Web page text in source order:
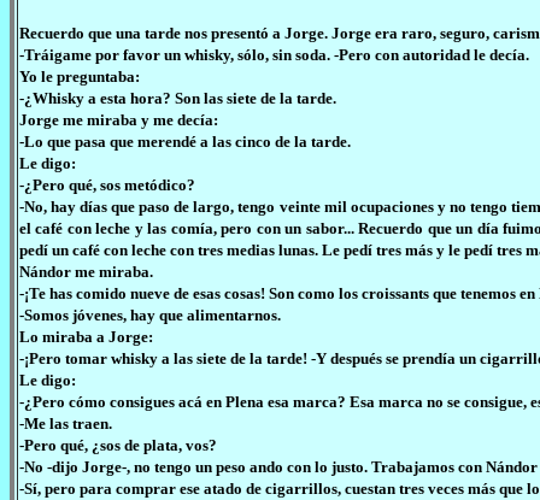
Recuerdo que una tarde nos presentó a Jorge. Jorge era raro, seguro,
-Tráigame por favor un whisky, sólo, sin soda. -Pero con autoridad le decía.
Yo le preguntaba:
-¿Whisky a esta hora? Son las siete de la tarde.
Jorge me miraba y me decía:
-Lo que pasa que merendé a las cinco de la tarde.
Le digo:
-¿Pero qué, sos metódico?
-No, hay días que paso de largo, tengo veinte mil ocupaciones y no tengo
el café con leche y las comía, pero con un sabor... Recuerdo que un día
pedí un café con leche con tres medias lunas. Le pedí tres más y le pedí tres
Nándor me miraba.
-¡Te has comido nueve de esas cosas! Son como los croissants que tenemos
-Somos jóvenes, hay que alimentarnos.
Lo miraba a Jorge:
-¡Pero tomar whisky a las siete de la tarde! -Y después se prendía un
Le digo:
-¿Pero cómo consigues acá en Plena esa marca? Esa marca no se consigue,
-Me las traen.
-Pero qué, ¿sos de plata, vos?
-No -dijo Jorge-, no tengo un peso ando con lo justo. Trabajamos con
-Sí, pero para comprar ese atado de cigarrillos, cuestan tres veces más que